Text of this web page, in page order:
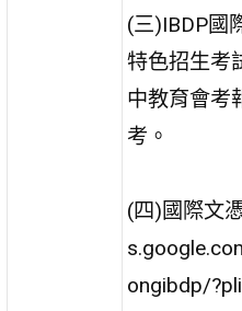
(三)IBDP國
特色招生考
中教育會考
考。
(四)國際文
ongibdp/